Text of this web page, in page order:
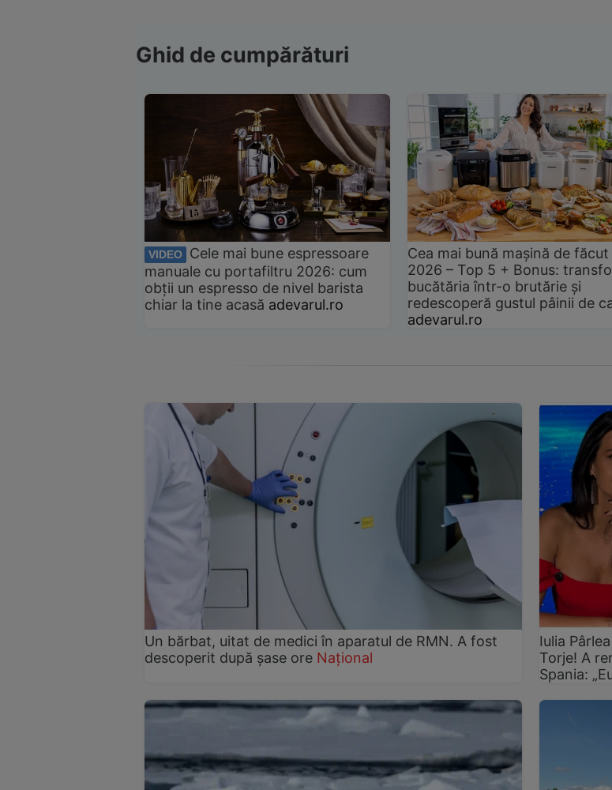
Ghid de cumpărături
VIDEO
Cele mai bune espressoare
manuale cu portafiltru 2026: cum
obții un espresso de nivel barista
chiar la tine acasă adevarul.ro
Cea mai bună mașină de
2026 – Top 5 + Bonus:
bucătăria într-o brutărie și
redescoperă gustul pâinii de
adevarul.ro
Un bărbat, uitat de medici în aparatul de RMN. A fost
descoperit după șase ore Național
Iulia
Torje! A
Spania: